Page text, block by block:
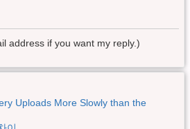
address if you want my reply.)
Uploads More Slowly than the